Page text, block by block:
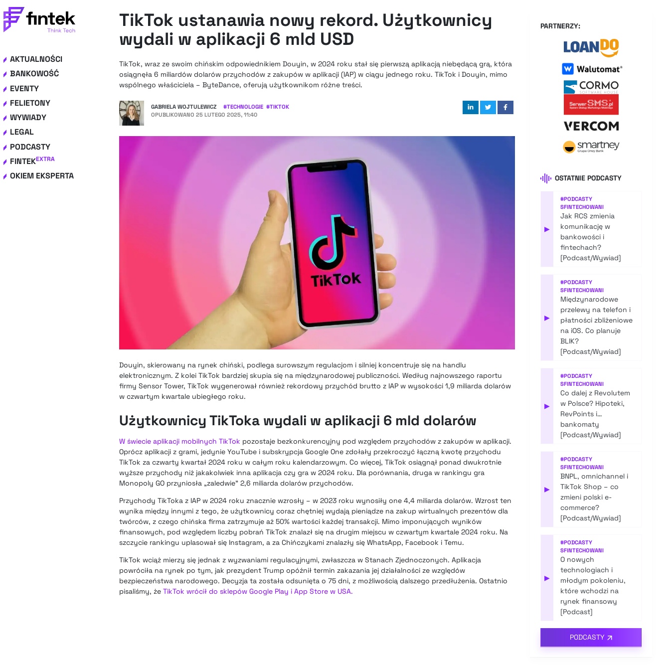
AKTUALNOŚCI
BANKOWOŚĆ
EVENTY
FELIETONY
WYWIADY
LEGAL
PODCASTY
FINTEKEXTRA
OKIEM EKSPERTA
TikTok ustanawia nowy rekord. Użytkownicy
wydali w aplikacji 6 mld USD
TikTok, wraz ze swoim chińskim odpowiednikiem Douyin, w 2024 roku stał się pierwszą aplikacją niebędącą grą, która
osiągnęła 6 miliardów dolarów przychodów z zakupów w aplikacji (IAP) w ciągu jednego roku. TikTok i Douyin, mimo
wspólnego właściciela – ByteDance, oferują użytkownikom różne treści.
GABRIELA WOJTULEWICZ #TECHNOLOGIE #TIKTOK
OPUBLIKOWANO 25 LUTEGO 2025, 11:40
Douyin, skierowany na rynek chiński, podlega surowszym regulacjom i silniej koncentruje się na handlu
elektronicznym. Z kolei TikTok bardziej skupia się na międzynarodowej publiczności. Według najnowszego raportu
firmy Sensor Tower, TikTok wygenerował również rekordowy przychód brutto z IAP w wysokości 1,9 miliarda dolarów
w czwartym kwartale ubiegłego roku.
Użytkownicy TikToka wydali w aplikacji 6 mld dolarów
W świecie aplikacji mobilnych TikTok pozostaje bezkonkurencyjny pod względem przychodów z zakupów w aplikacji.
Oprócz aplikacji z grami, jedynie YouTube i subskrypcja Google One zdołały przekroczyć łączną kwotę przychodu
TikTok za czwarty kwartał 2024 roku w całym roku kalendarzowym. Co więcej, TikTok osiągnął ponad dwukrotnie
wyższe przychody niż jakakolwiek inna aplikacja czy gra w 2024 roku. Dla porównania, druga w rankingu gra
Monopoly GO przyniosła „zaledwie” 2,6 miliarda dolarów przychodów.
Przychody TikToka z IAP w 2024 roku znacznie wzrosły – w 2023 roku wynosiły one 4,4 miliarda dolarów. Wzrost ten
wynika między innymi z tego, że użytkownicy coraz chętniej wydają pieniądze na zakup wirtualnych prezentów dla
twórców, z czego chińska firma zatrzymuje aż 50% wartości każdej transakcji. Mimo imponujących wyników
finansowych, pod względem liczby pobrań TikTok znalazł się na drugim miejscu w czwartym kwartale 2024 roku. Na
szczycie rankingu uplasował się Instagram, a za Chińczykami znalazły się WhatsApp, Facebook i Temu.
TikTok wciąż mierzy się jednak z wyzwaniami regulacyjnymi, zwłaszcza w Stanach Zjednoczonych. Aplikacja
powróciła na rynek po tym, jak prezydent Trump opóźnił termin zakazania jej działalności ze względów
bezpieczeństwa narodowego. Decyzja ta została odsunięta o 75 dni, z możliwością dalszego przedłużenia. Ostatnio
pisaliśmy, że TikTok wrócił do sklepów Google Play i App Store w USA.
PARTNERZY:
OSTATNIE PODCASTY
▶
#PODCASTY
SFINTECHOWANI
Jak RCS zmienia
komunikację w
bankowości i
fintechach?
[Podcast/Wywiad]
▶
#PODCASTY
SFINTECHOWANI
Międzynarodowe
przelewy na telefon i
płatności zbliżeniowe
na iOS. Co planuje
BLIK?
[Podcast/Wywiad]
▶
#PODCASTY
SFINTECHOWANI
Co dalej z Revolutem
w Polsce? Hipoteki,
RevPoints i…
bankomaty
[Podcast/Wywiad]
▶
#PODCASTY
SFINTECHOWANI
BNPL, omnichannel i
TikTok Shop – co
zmieni polski e-
commerce?
[Podcast/Wywiad]
▶
#PODCASTY
SFINTECHOWANI
O nowych
technologiach i
młodym pokoleniu,
które wchodzi na
rynek finansowy
[Podcast]
PODCASTY